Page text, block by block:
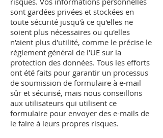
sont gardées privées et stockées en
toute sécurité jusqu'à ce qu'elles ne
soient plus nécessaires ou qu'elles
n'aient plus d'utilité, comme le précise le
règlement général de l'UE sur la
protection des données. Tous les efforts
ont été faits pour garantir un processus
de soumission de formulaire à e-mail
sûr et sécurisé, mais nous conseillons
aux utilisateurs qui utilisent ce
formulaire pour envoyer des e-mails de
le faire à leurs propres risques.